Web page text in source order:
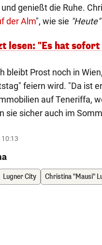
genießt die Ruhe.
der Alm", wie sie "Heute"
lesen: "Es hat
bleibt Prost noch in
feiern wird. "Da ist
auf Teneriffa,
sie sicher auch im
Lugner City Christina "Mausi"